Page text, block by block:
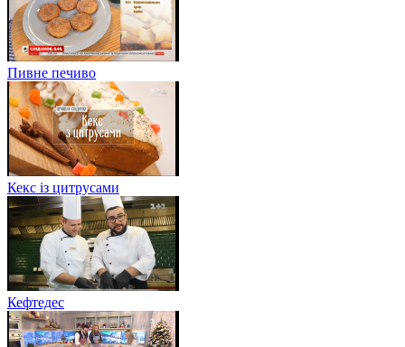
Пивне печиво
Кекс із цитрусами
Кефтедес